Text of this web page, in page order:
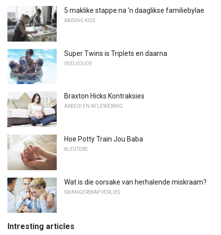
5 maklike stappe na 'n daaglikse familiebylae
RAISING KIDS
Super Twins is Triplets en daarna
VEELVOUDE
Braxton Hicks Kontraksies
ARBEID EN AFLEWERING
Hoe Potty Train Jou Baba
KLEUTERS
Wat is die oorsake van herhalende miskraam?
SWANGERSKAP VERLIES
Intresting articles